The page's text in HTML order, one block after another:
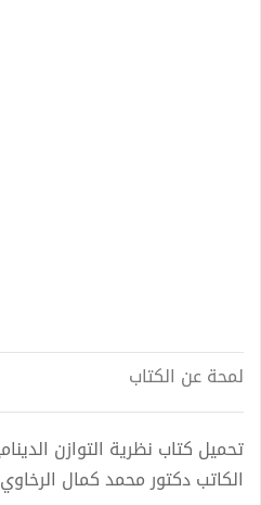
لمحة عن الكتاب
الكاتب دكتور محمد كمال الرخاوي